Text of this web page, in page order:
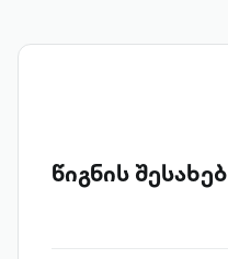
წიგნის შესახებ